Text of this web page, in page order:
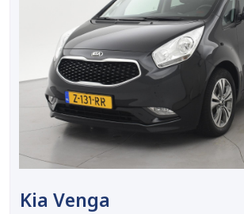
Kia Venga